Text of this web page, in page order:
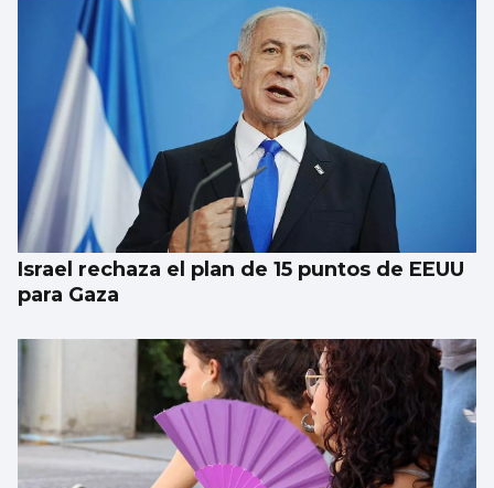
Galería | Álbum para celebrar el Día
Internacional del Gato
Israel rechaza el plan de 15 puntos de EEUU
para Gaza